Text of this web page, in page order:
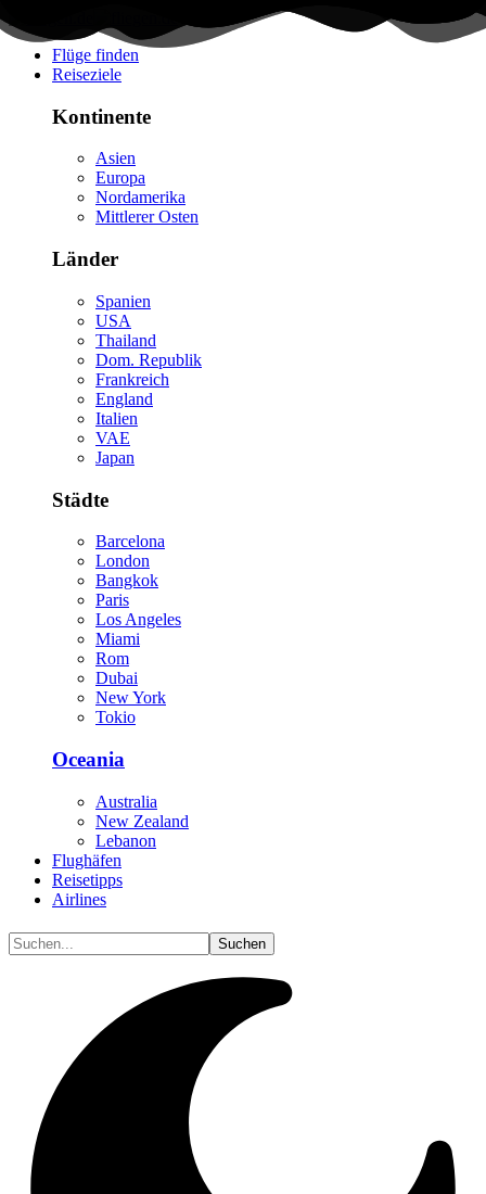
Flüge finden
Reiseziele
Kontinente
Asien
Europa
Nordamerika
Mittlerer Osten
Länder
Spanien
USA
Thailand
Dom. Republik
Frankreich
England
Italien
VAE
Japan
Städte
Barcelona
London
Bangkok
Paris
Los Angeles
Miami
Rom
Dubai
New York
Tokio
Oceania
Australia
New Zealand
Lebanon
Flughäfen
Reisetipps
Airlines